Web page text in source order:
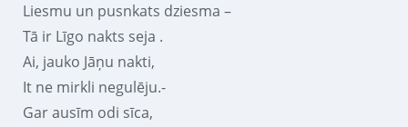
Liesmu un pusnkats dziesma –
Tā ir Līgo nakts seja .
Ai, jauko Jāņu nakti,
It ne mirkli negulēju.-
Gar ausīm odi sīca,